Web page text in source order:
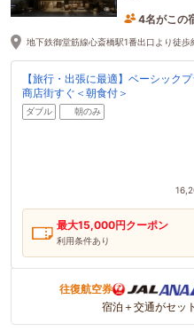
4名がこの
2時間前に
地下鉄御堂筋線心斎橋駅1番出口より徒歩
【旅行・出張に最適】ベーシック
商店街すぐ＜朝食付＞
ダブル 朝のみ
最大15,000円クーポン
利用条件あり
往復航空券
宿泊＋交通がセッ